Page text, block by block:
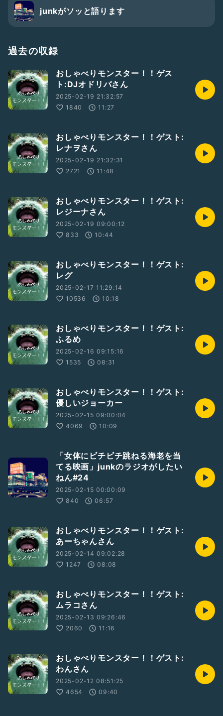
タイム:3分26秒
#ゲストと一緒に配信
#お笑い
#インドアのすすめ
#笑わせないと出られない部屋2
junkがソッと語ります
過去の収録
おしゃべりモンスター！！ゲス
ト:DJオドリバさん
2025-02-19 21:32:57
1840
11:27
おしゃべりモンスター！！ゲスト:
レナヲさん
2025-02-19 21:32:31
2721
11:48
おしゃべりモンスター！！ゲスト:
レジーナさん
2025-02-19 09:00:12
833
10:44
おしゃべりモンスター！！ゲスト:
レグ
2025-02-17 11:29:14
10536
10:18
おしゃべりモンスター！！ゲスト:
ふるめ
2025-02-16 09:15:16
1535
08:31
おしゃべりモンスター！！ゲスト:
優しいジョーカー
2025-02-15 09:00:04
4069
10:09
「女体にビチビチ跳ねる海老を当
てる映画」junkのラジオがしたい
ねん#24
2025-02-15 00:00:09
840
06:57
おしゃべりモンスター！！ゲスト:
あーちゃんさん
2025-02-14 09:02:28
1247
08:08
おしゃべりモンスター！！ゲスト:
ムラコさん
2025-02-13 09:26:46
2060
11:16
おしゃべりモンスター！！ゲスト:
わんさん
2025-02-12 08:51:25
4654
09:40